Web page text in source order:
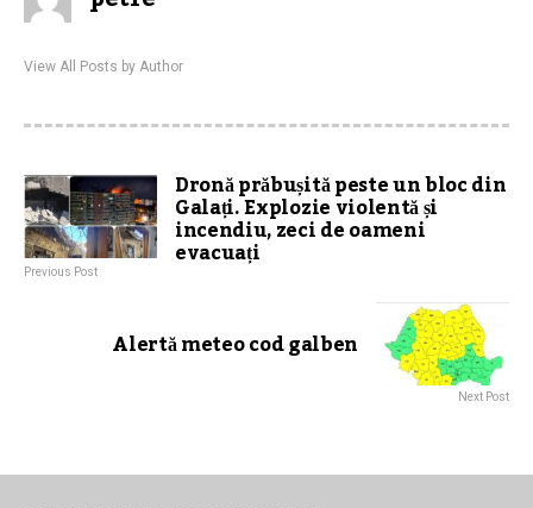
View All Posts by Author
Dronă prăbușită peste un bloc din
Galați. Explozie violentă și
incendiu, zeci de oameni
evacuați
Previous Post
Alertă meteo cod galben
Next Post